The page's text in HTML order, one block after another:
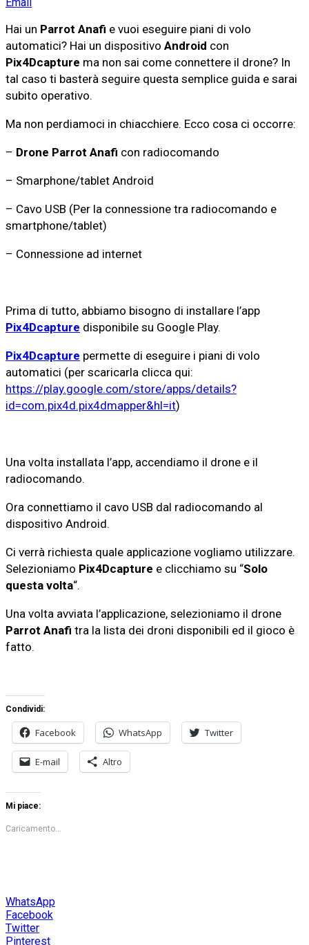
Hai un Parrot Anafi e vuoi eseguire piani di volo
automatici? Hai un dispositivo Android con
Pix4Dcapture ma non sai come connettere il drone? In
tal caso ti basterà seguire questa semplice guida e sarai
subito operativo.
Ma non perdiamoci in chiacchiere. Ecco cosa ci occorre:
– Drone Parrot Anafi con radiocomando
– Smarphone/tablet Android
– Cavo USB (Per la connessione tra radiocomando e
smartphone/tablet)
– Connessione ad internet
Prima di tutto, abbiamo bisogno di installare l’app
Pix4Dcapture disponibile su Google Play.
Pix4Dcapture permette di eseguire i piani di volo
automatici (per scaricarla clicca qui:
https://play.google.com/store/apps/details?
id=com.pix4d.pix4dmapper&hl=it)
Una volta installata l’app, accendiamo il drone e il
radiocomando.
Ora connettiamo il cavo USB dal radiocomando al
dispositivo Android.
Ci verrà richiesta quale applicazione vogliamo utilizzare.
Selezioniamo Pix4Dcapture e clicchiamo su “Solo
questa volta“.
Una volta avviata l’applicazione, selezioniamo il drone
Parrot Anafi tra la lista dei droni disponibili ed il gioco è
fatto.
Condividi:
Facebook WhatsApp Twitter
E-mail Altro
Mi piace:
Caricamento...
WhatsApp
Facebook
Twitter
Pinterest